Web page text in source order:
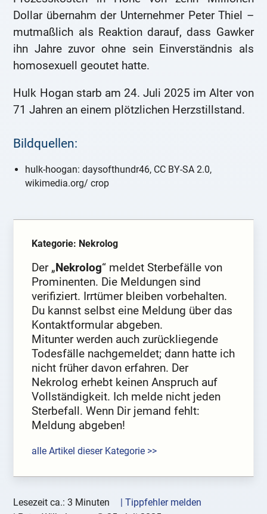
Dollar übernahm der Unternehmer Peter Thiel –
mutmaßlich als Reaktion darauf, dass Gawker
ihn Jahre zuvor ohne sein Einverständnis als
homosexuell geoutet hatte.
Hulk Hogan starb am 24. Juli 2025 im Alter von
71 Jahren an einem plötzlichen Herzstillstand.
Bildquellen:
hulk-hoogan: daysofthundr46, CC BY-SA 2.0,
wikimedia.org/ crop
Kategorie: Nekrolog
Der „Nekrolog“ meldet Sterbefälle von
Prominenten. Die Meldungen sind
verifiziert. Irrtümer bleiben vorbehalten.
Du kannst selbst eine Meldung über das
Kontaktformular abgeben.
Mitunter werden auch zurückliegende
Todesfälle nachgemeldet; dann hatte ich
nicht früher davon erfahren. Der
Nekrolog erhebt keinen Anspruch auf
Vollständigkeit. Ich melde nicht jeden
Sterbefall. Wenn Dir jemand fehlt:
Meldung abgeben!
alle Artikel dieser Kategorie >>
Lesezeit ca.: 3 Minuten
| Tippfehler melden